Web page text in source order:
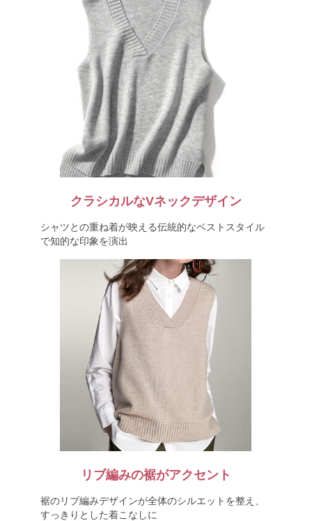
クラシカルなVネックデザイン
シャツとの重ね着が映える伝統的なベストスタイル
で知的な印象を演出
リブ編みの裾がアクセント
裾のリブ編みデザインが全体のシルエットを整え、
すっきりとした着こなしに